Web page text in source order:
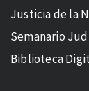
Justicia de la
Semanario
Biblioteca